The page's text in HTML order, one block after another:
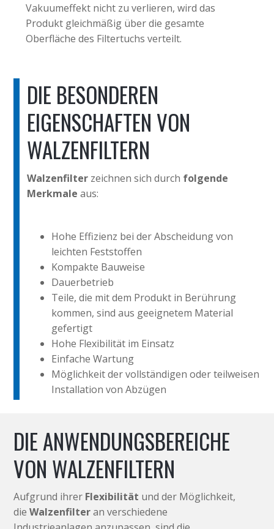
Vakuumeffekt nicht zu verlieren, wird das
Produkt gleichmäßig über die gesamte
Oberfläche des Filtertuchs verteilt.
DIE BESONDEREN
EIGENSCHAFTEN VON
WALZENFILTERN
Walzenfilter zeichnen sich durch folgende
Merkmale aus:
Hohe Effizienz bei der Abscheidung von
leichten Feststoffen
Kompakte Bauweise
Dauerbetrieb
Teile, die mit dem Produkt in Berührung
kommen, sind aus geeignetem Material
gefertigt
Hohe Flexibilität im Einsatz
Einfache Wartung
Möglichkeit der vollständigen oder teilweisen
Installation von Abzügen
DIE ANWENDUNGSBEREICHE
VON WALZENFILTERN
Aufgrund ihrer Flexibilität und der Möglichkeit,
dieWalzenfilteran verschiedene